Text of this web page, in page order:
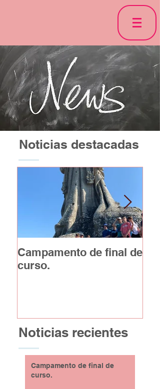
Noticias destacadas
Campamento de final de
curso.
Noticias recientes
Campamento de final de
curso.